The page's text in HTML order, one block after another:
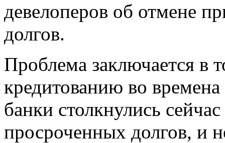
девелоперов об отмене
долгов.
Проблема заключается в
кредитованию во
банки столкнулись
просроченных долгов, и